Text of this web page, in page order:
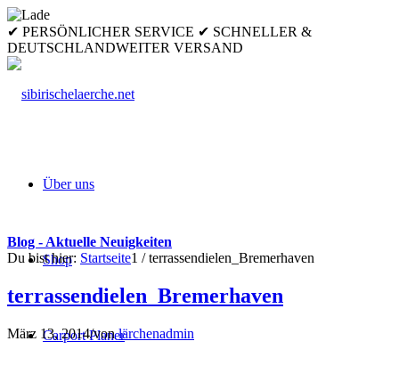
✔ PERSÖNLICHER SERVICE ✔ SCHNELLER &
DEUTSCHLANDWEITER VERSAND
Über uns
Shop
Carport Planer
Blog - Aktuelle Neuigkeiten
Du bist hier: Startseite1 / terrassendielen_Bremerhaven
terrassendielen_Bremerhaven
März 13, 2014/vonlärchenadmin